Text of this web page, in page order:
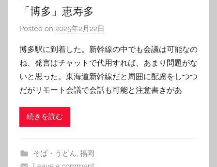
「博多」恵寿多
Posted on 2025年2月22日
T
o
m
博多駅に到着した。新幹線の中でも会議は可能なの
ね、発言はチャットで代用すれば、あまり問題がな
いと思った。東海道新幹線だと周囲に配慮をしつつ
だがリモート会議で会話も可能と注意書きがあ
続きを読む
そば・うどん 福岡